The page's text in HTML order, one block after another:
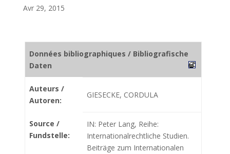
Avr 29, 2015
Données bibliographiques / Bibliografische
Daten
Auteurs /
Autoren:
GIESECKE, CORDULA
Source /
Fundstelle:
IN: Peter Lang, Reihe:
Internationalrechtliche Studien.
Beiträge zum Internationalen